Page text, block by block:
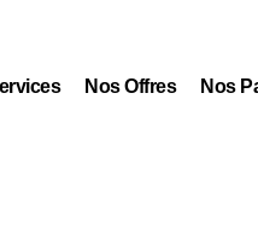
Nos Offres Nos